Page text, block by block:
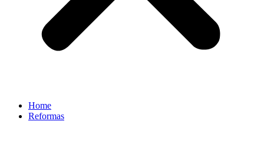
Home
Reformas